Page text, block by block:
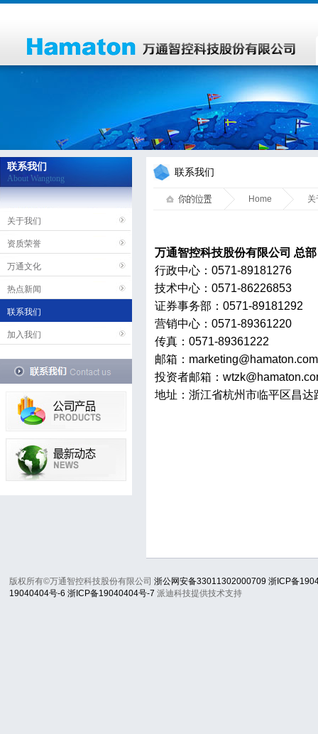
联系我们
About Wangtong
关于我们
资质荣誉
万通文化
热点新闻
联系我们
加入我们
联系我们
Home 关
万通智控科技股份有限公司 总部
行政中心：0571-89181276
技术中心：0571-86226853
证券事务部：0571-89181292
营销中心：0571-89361220
传真：0571-89361222
邮箱：
投资者邮箱：
地址：浙江省杭州市临平区昌达
版权所有©万通智控科技股份有限公司 浙公网安备33011302000709 浙ICP备
19040404号-6 浙ICP备19040404号-7 派迪科技提供技术支持